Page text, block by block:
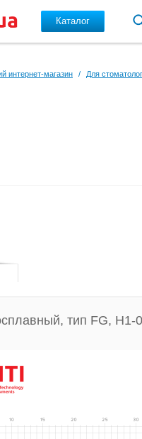
Каталог
интернет-магазин / Для
тип FG, H1-